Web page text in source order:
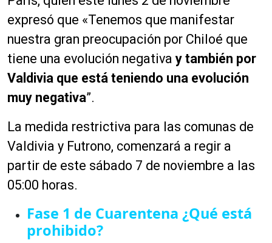
expresó que «Tenemos que manifestar
nuestra gran preocupación por Chiloé que
tiene una evolución negativa y también por
Valdivia que está teniendo una evolución
muy negativa”.
La medida restrictiva para las comunas de
Valdivia y Futrono, comenzará a regir a
partir de este sábado 7 de noviembre a las
05:00 horas.
Fase 1 de Cuarentena ¿Qué está
prohibido?